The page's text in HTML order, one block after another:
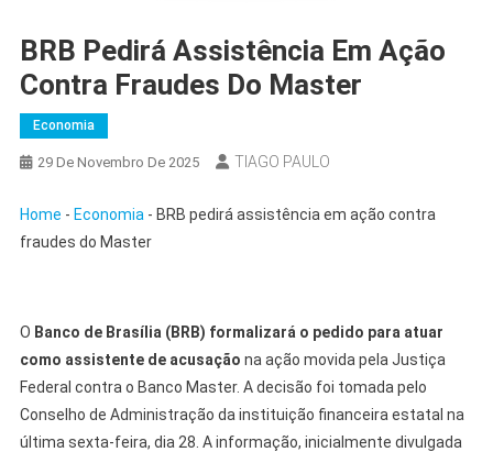
BRB Pedirá Assistência Em Ação
Contra Fraudes Do Master
Economia
29 De Novembro De 2025 TIAGO PAULO
Home - Economia - BRB pedirá assistência em ação contra
fraudes do Master
O Banco de Brasília (BRB) formalizará o pedido para atuar
como assistente de acusação na ação movida pela Justiça
Federal contra o Banco Master. A decisão foi tomada pelo
Conselho de Administração da instituição financeira estatal na
última sexta-feira, dia 28. A informação, inicialmente divulgada